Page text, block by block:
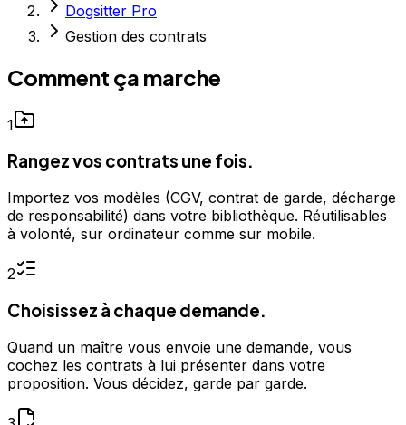
Dogsitter Pro
Gestion des contrats
Comment ça marche
1
Rangez vos contrats une fois.
Importez vos modèles (CGV, contrat de garde, décharge
de responsabilité) dans votre bibliothèque. Réutilisables
à volonté, sur ordinateur comme sur mobile.
2
Choisissez à chaque demande.
Quand un maître vous envoie une demande, vous
cochez les contrats à lui présenter dans votre
proposition. Vous décidez, garde par garde.